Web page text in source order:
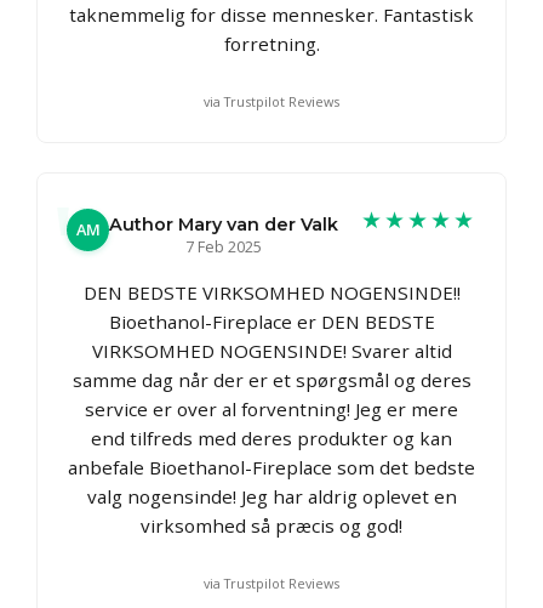
taknemmelig for disse mennesker. Fantastisk
forretning.
via Trustpilot Reviews
AM Author Mary van der Valk
7 Feb 2025
★★★★★
DEN BEDSTE VIRKSOMHED NOGENSINDE!!
Bioethanol-Fireplace er DEN BEDSTE
VIRKSOMHED NOGENSINDE! Svarer altid
samme dag når der er et spørgsmål og deres
service er over al forventning! Jeg er mere
end tilfreds med deres produkter og kan
anbefale Bioethanol-Fireplace som det bedste
valg nogensinde! Jeg har aldrig oplevet en
virksomhed så præcis og god!
via Trustpilot Reviews